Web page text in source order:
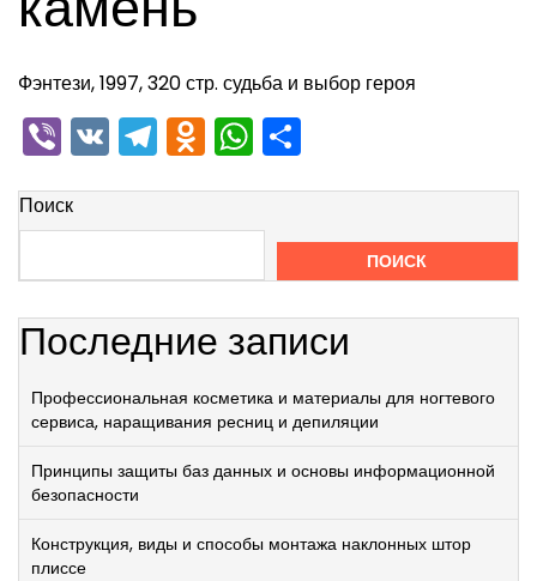
Фэнтези, 1997, 320 стр. судьба и выбор героя
Viber
VKTelegram
Odnoklassniki
WhatsApp
Поиск
ПОИСК
Последние записи
Профессиональная косметика и материалы для ногтевого
сервиса, наращивания ресниц и депиляции
Принципы защиты баз данных и основы информационной
безопасности
Конструкция, виды и способы монтажа наклонных штор
плиссе